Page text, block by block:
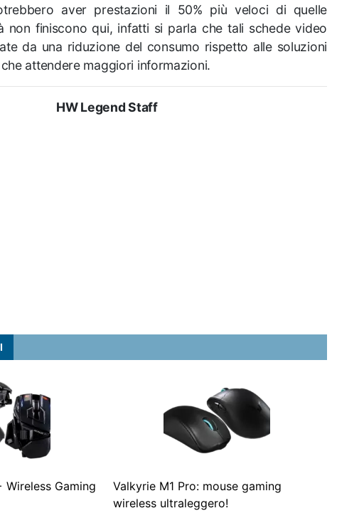
aver prestazioni il 50% più veloci di quelle
non finiscono qui, infatti si parla che tali schede video
da una riduzione del consumo rispetto alle soluzioni
attendere maggiori informazioni.
HW Legend Staff
Wireless Gaming
Valkyrie M1 Pro: mouse gaming
wireless ultraleggero!